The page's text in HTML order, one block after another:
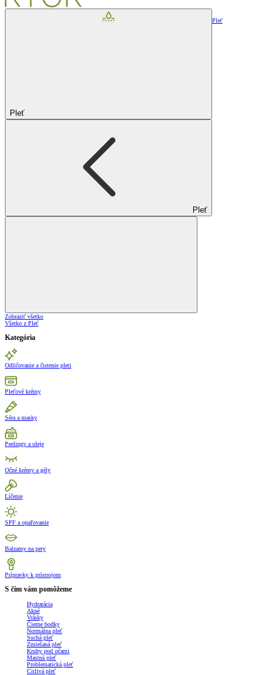
Pleť
Pleť
Pleť
Zobraziť všetko
Všetko z Pleť
Kategória
Odličovanie a čistenie pleti
Pleťové krémy
Séra a masky
Peelingy a oleje
Očné krémy a gély
Líčenie
SPF a opaľovanie
Balzamy na pery
Prípravky k prístrojom
S čím vám pomôžeme
Hydratácia
Akné
Vrásky
Čierne bodky
Normálna pleť
Suchá pleť
Zmiešaná pleť
Kruhy pod očami
Mastná pleť
Problematická pleť
Citlivá pleť